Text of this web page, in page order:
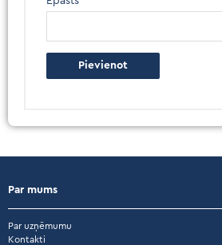
Par mums
Par uzņēmumu
Kontakti